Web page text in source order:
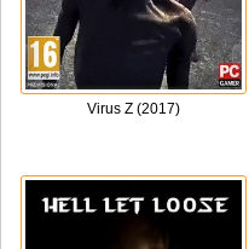
Virus Z (2017)